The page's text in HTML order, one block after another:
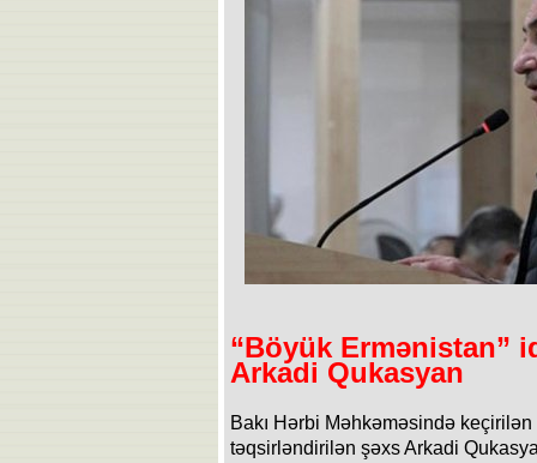
“Böyük Ermənistan”
Arkadi Qukasyan
Bakı Hərbi Məhkəməsində
təqsirləndirilən şəxs Arkadi